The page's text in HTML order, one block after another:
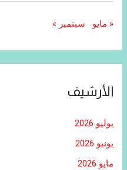
« مايو سبتمبر »
الأرشيف
يوليو 2026
يونيو 2026
مايو 2026